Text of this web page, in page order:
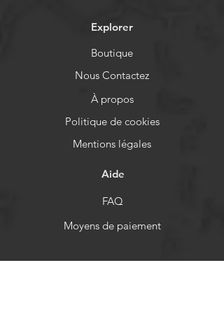
Explorer
Boutique
Nous Contactez
À propos
Politique de cookies
Mentions légales
Aide
FAQ
Moyens de paiement